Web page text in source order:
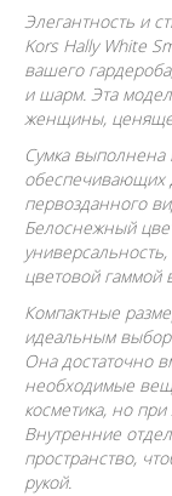
Элегантность и
Kors Hally White
вашего
и шарм. Эта
женщины,
Сумка выполнена
обеспечивающих
первозданного
Белоснежный
цветовой гаммой
Компактные
идеальным
Она достаточно
необходимые
косметика, но
Внутренние
пространство,
рукой.